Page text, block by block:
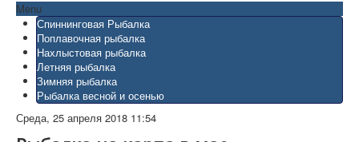
Menu
Спиннинговая Рыбалка
Поплавочная рыбалка
Нахлыстовая рыбалка
Летняя рыбалка
Зимняя рыбалка
Рыбалка весной и осенью
Среда, 25 апреля 2018 11:54